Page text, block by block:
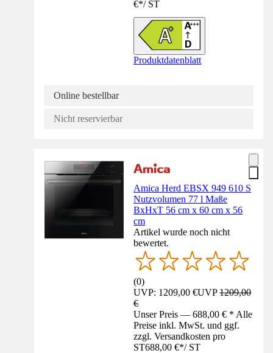
€*/ ST
Produktdatenblatt
Online bestellbar
Nicht reservierbar
Amica Herd EBSX 949 610 S
Nutzvolumen 77 l Maße
BxHxT 56 cm x 60 cm x 56
cm
Artikel wurde noch nicht
bewertet.
(0)
UVP: 1209,00 €UVP1209,00
€
Unser Preis — 688,00 € * Alle
Preise inkl. MwSt. und ggf.
zzgl. Versandkosten pro
ST688,00 €*/ ST